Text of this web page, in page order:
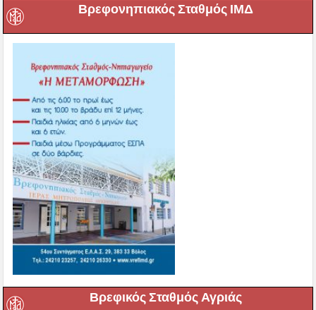
Βρεφονηπιακός Σταθμός ΙΜΔ
Βρεφικός Σταθμός Αγριάς